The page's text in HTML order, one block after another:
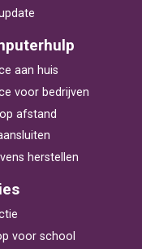
aan huis
voor bedrijven
afstand
herstellen
voor school